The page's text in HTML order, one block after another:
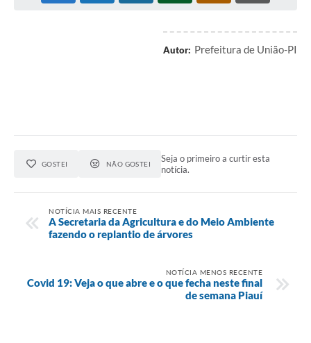
Autor: Prefeitura de União-PI
GOSTEI NÃO GOSTEI
Seja o primeiro a curtir esta
notícia.
NOTÍCIA MAIS RECENTE
A Secretaria da Agricultura e do Meio Ambiente
fazendo o replantio de árvores
NOTÍCIA MENOS RECENTE
Covid 19: Veja o que abre e o que fecha neste final
de semana Piauí